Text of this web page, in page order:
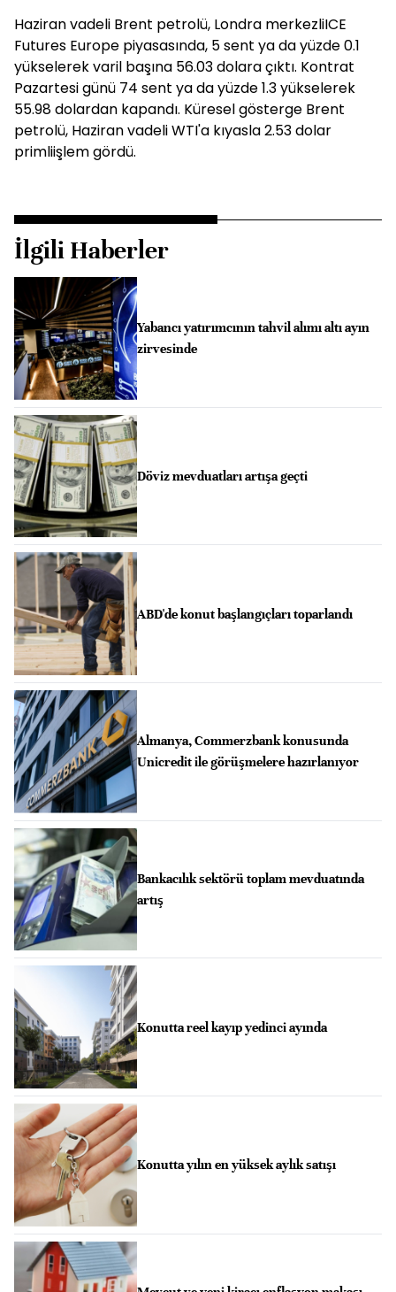
Haziran vadeli Brent petrolü, Londra merkezliICE
Futures Europe piyasasında, 5 sent ya da yüzde 0.1
yükselerek varil başına 56.03 dolara çıktı. Kontrat
Pazartesi günü 74 sent ya da yüzde 1.3 yükselerek
55.98 dolardan kapandı. Küresel gösterge Brent
petrolü, Haziran vadeli WTI'a kıyasla 2.53 dolar
primliişlem gördü.
İlgili Haberler
Yabancı yatırımcının tahvil alımı altı ayın
zirvesinde
Döviz mevduatları artışa geçti
ABD'de konut başlangıçları toparlandı
Almanya, Commerzbank konusunda
Unicredit ile görüşmelere hazırlanıyor
Bankacılık sektörü toplam mevduatında
artış
Konutta reel kayıp yedinci ayında
Konutta yılın en yüksek aylık satışı